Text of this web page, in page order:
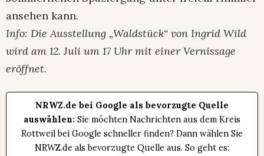
ansehen kann.
Info: Die Ausstellung „Waldstück“ von Ingrid Wild
wird am 12. Juli um 17 Uhr mit einer Vernissage
eröffnet.
NRWZ.de bei Google als bevorzugte Quelle
auswählen: Sie möchten Nachrichten aus dem Kreis
Rottweil bei Google schneller finden? Dann wählen Sie
NRWZ.de als bevorzugte Quelle aus. So geht es: